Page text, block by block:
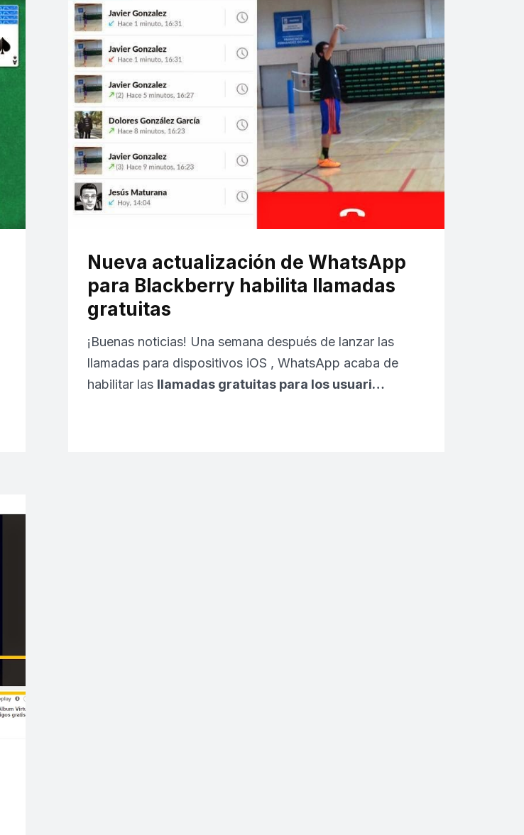
Nueva actualización de WhatsApp
para Blackberry habilita llamadas
gratuitas
¡Buenas noticias! Una semana después de lanzar las
llamadas para dispositivos iOS , WhatsApp acaba de
habilitar las llamadas gratuitas para los usuari…